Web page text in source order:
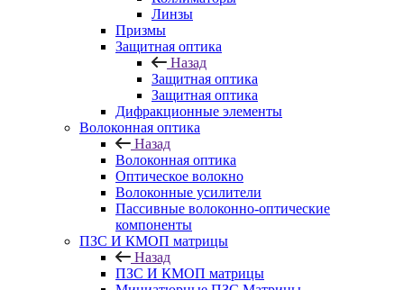
Линзы
Призмы
Защитная оптика
Назад
Защитная оптика
Защитная оптика
Дифракционные элементы
Волоконная оптика
Назад
Волоконная оптика
Оптическое волокно
Волоконные усилители
Пассивные волоконно-оптические
компоненты
ПЗС И КМОП матрицы
Назад
ПЗС И КМОП матрицы